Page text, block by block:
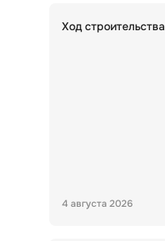
Ход строительства
4 августа 2026